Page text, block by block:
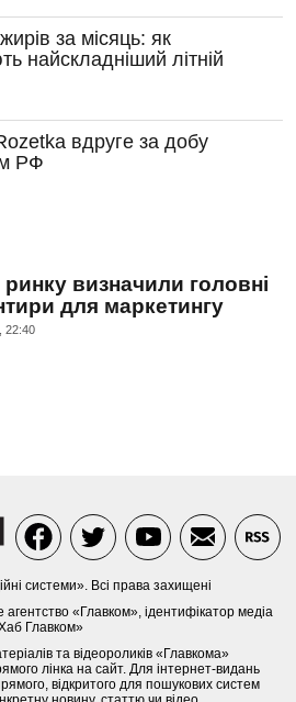
за місяць: як
найскладніший літній
вдруге за добу
РФ
визначили головні
для маркетингу
22:40
системи». Всі права захищені
«Главком», ідентифікатор медіа
Главком»
та відеороликів «Главкома»
лінка на сайт. Для інтернет-видань
відкритого для пошукових систем